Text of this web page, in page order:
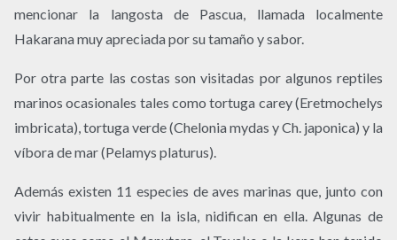
mencionar la langosta de Pascua, llamada localmente
Hakarana muy apreciada por su tamaño y sabor.
Por otra parte las costas son visitadas por algunos reptiles
marinos ocasionales tales como tortuga carey (Eretmochelys
imbricata), tortuga verde (Chelonia mydas y Ch. japonica) y la
víbora de mar (Pelamys platurus).
Además existen 11 especies de aves marinas que, junto con
vivir habitualmente en la isla, nidifican en ella. Algunas de